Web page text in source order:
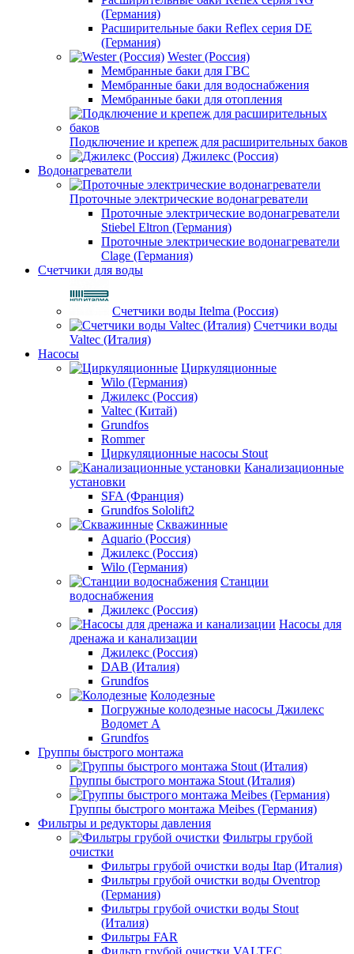
(Германия)
Расширительные баки Reflex серия DE
(Германия)
Wester (Россия)
Мембранные баки для ГВС
Мембранные баки для водоснабжения
Мембранные баки для отопления
Подключение и крепеж для расширительных баков
Джилекс (Россия)
Водонагреватели
Проточные электрические водонагреватели
Проточные электрические водонагреватели
Stiebel Eltron (Германия)
Проточные электрические водонагреватели
Clage (Германия)
Счетчики для воды
Счетчики воды Itelma (Россия)
Счетчики воды
Valtec (Италия)
Насосы
Циркуляционные
Wilo (Германия)
Джилекс (Россия)
Valtec (Китай)
Grundfos
Rommer
Циркуляционные насосы Stout
Канализационные
установки
SFA (Франция)
Grundfos Sololift2
Скважинные
Aquario (Россия)
Джилекс (Россия)
Wilo (Германия)
Станции
водоснабжения
Джилекс (Россия)
Насосы для
дренажа и канализации
Джилекс (Россия)
DAB (Италия)
Grundfos
Колодезные
Погружные колодезные насосы Джилекс
Водомет А
Grundfos
Группы быстрого монтажа
Группы быстрого монтажа Stout (Италия)
Группы быстрого монтажа Meibes (Германия)
Фильтры и редукторы давления
Фильтры грубой
очистки
Фильтры грубой очистки воды Itap (Италия)
Фильтры грубой очистки воды Oventrop
(Германия)
Фильтры грубой очистки воды Stout
(Италия)
Фильтры FAR
Фильтр грубой очистки VALTEC